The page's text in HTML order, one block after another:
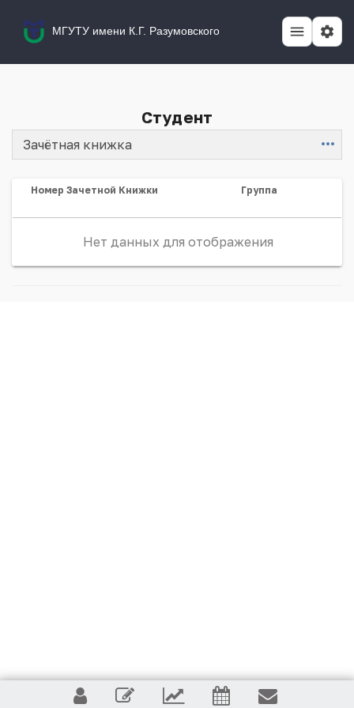
МГУТУ имени К.Г. Разумовского
Студент
Зачётная книжка Item
Номер Зачетной Книжки Группа
Нет данных для отображения